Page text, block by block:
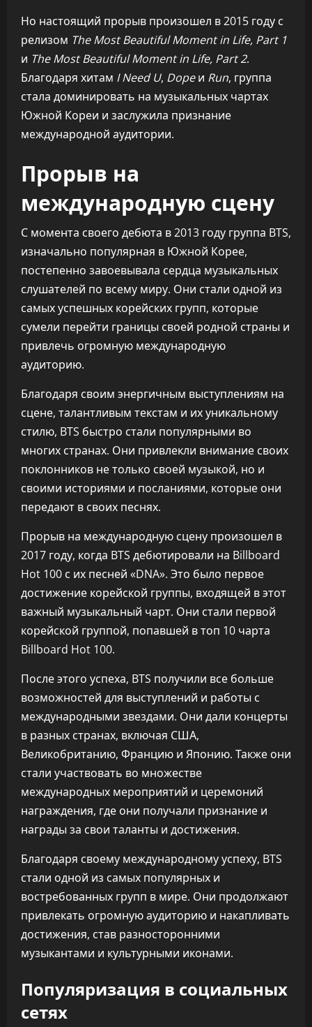
Но настоящий прорыв произошел в 2015 году с
релизом The Most Beautiful Moment in Life, Part 1
и The Most Beautiful Moment in Life, Part 2.
Благодаря хитам I Need U, Dopeи Run, группа
стала доминировать на музыкальных чартах
Южной Кореи и заслужила признание
международной аудитории.
Прорыв на
международную сцену
С момента своего дебюта в 2013 году группа BTS,
изначально популярная в Южной Корее,
постепенно завоевывала сердца музыкальных
слушателей по всему миру. Они стали одной из
самых успешных корейских групп, которые
сумели перейти границы своей родной страны и
привлечь огромную международную
аудиторию.
Благодаря своим энергичным выступлениям на
сцене, талантливым текстам и их уникальному
стилю, BTS быстро стали популярными во
многих странах. Они привлекли внимание своих
поклонников не только своей музыкой, но и
своими историями и посланиями, которые они
передают в своих песнях.
Прорыв на международную сцену произошел в
2017 году, когда BTS дебютировали на Billboard
Hot 100 с их песней «DNA». Это было первое
достижение корейской группы, входящей в этот
важный музыкальный чарт. Они стали первой
корейской группой, попавшей в топ 10 чарта
Billboard Hot 100.
После этого успеха, BTS получили все больше
возможностей для выступлений и работы с
международными звездами. Они дали концерты
в разных странах, включая США,
Великобританию, Францию и Японию. Также они
стали участвовать во множестве
международных мероприятий и церемоний
награждения, где они получали признание и
награды за свои таланты и достижения.
Благодаря своему международному успеху, BTS
стали одной из самых популярных и
востребованных групп в мире. Они продолжают
привлекать огромную аудиторию и накапливать
достижения, став разносторонними
музыкантами и культурными иконами.
Популяризация в социальных
сетях